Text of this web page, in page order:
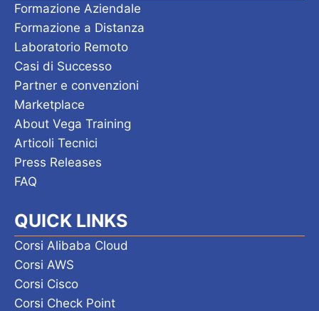
Formazione Aziendale
Formazione a Distanza
Laboratorio Remoto
Casi di Successo
Partner e convenzioni
Marketplace
About Vega Training
Articoli Tecnici
Press Releases
FAQ
QUICK LINKS
Corsi Alibaba Cloud
Corsi AWS
Corsi Cisco
Corsi Check Point